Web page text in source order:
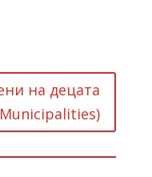
на децата